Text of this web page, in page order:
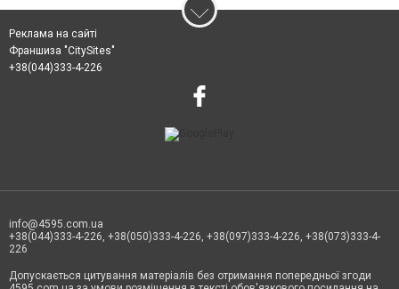
Реклама на сайті
Франшиза "CitySites"
+38(044)333-4-226
info@4595.com.ua
+38(044)333-4-226, +38(050)333-4-226, +38(097)333-4-226, +38(073)333-4-
226
Допускається цитування матеріалів без отримання попередньої згоди